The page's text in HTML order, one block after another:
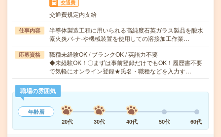
交通費
交通費規定内支給
仕事内容
半導体製造工程に用いられる高純度石英ガラス製品を酸水
素火炎バ-ナ-や機械装置を使用しての溶接加工作業…
応募資格
職種未経験OK / ブランクOK / 英語力不要
◆未経験OK！〇まずは事前登録だけでもOK！履歴書不要
で気軽にオンライン登録★氏名・職種などを入力す…
職場の雰囲気
年齢層
20代
30代 40代 50代 60代